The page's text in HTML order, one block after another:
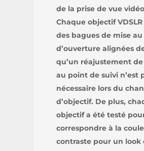
de la prise de vue
Chaque objectif
des bagues de mise
d’ouverture alignées
qu’un réajustement
au point de suivi n’est
nécessaire lors du
d’objectif. De plus,
objectif a été testé
correspondre à la
contraste pour un look